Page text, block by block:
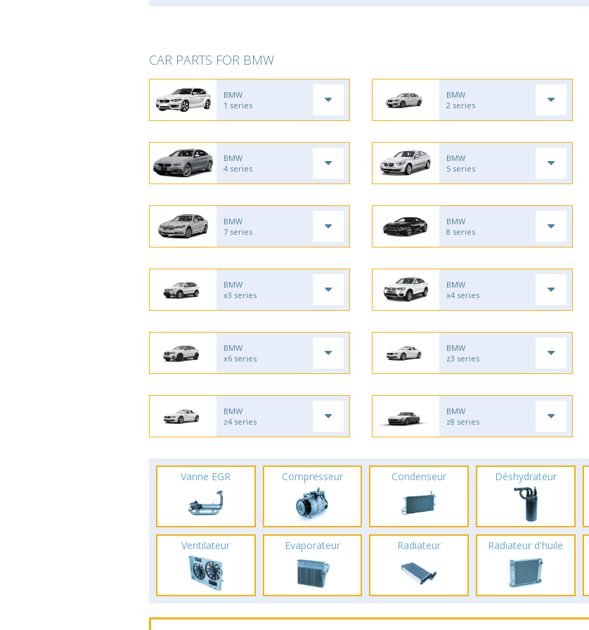
CAR PARTS FOR BMW
BMW
1 series
BMW
2 series
BMW
4 series
BMW
5 series
BMW
7 series
BMW
8 series
BMW
x3 series
BMW
x4 series
BMW
x6 series
BMW
z3 series
BMW
z4 series
BMW
z8 series
Vanne EGR Compresseur Condenseur Déshydrateur
Ventilateur Evaporateur Radiateur Radiateur d'huile